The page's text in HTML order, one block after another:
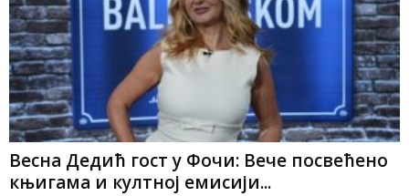
Весна Дедић гост у Фочи: Вече посвећено
књигама и култној емисији...